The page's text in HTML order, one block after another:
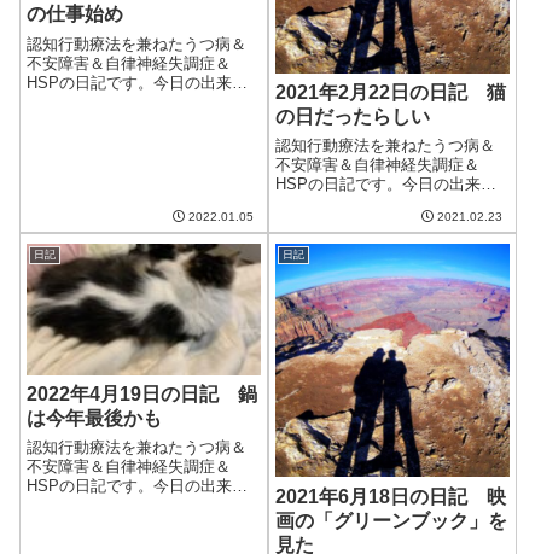
の仕事始め
認知行動療法を兼ねたうつ病＆
不安障害＆自律神経失調症＆
HSPの日記です。今日の出来事
2022.01.05
2021年2月22日の日記 猫
の日だったらしい
認知行動療法を兼ねたうつ病＆
不安障害＆自律神経失調症＆
HSPの日記です。今日の出来事
た。洗濯物がよく乾くのはいい
のだが、相変わらず調子が悪
く、やる気が出ずにだるくて眠
い感じ。季節的なものだとする
とひたすら耐えてしの...
2021.02.23
日記
2022年4月19日の日記 鍋
は今年最後かも
認知行動療法を兼ねたうつ病＆
不安障害＆自律神経失調症＆
HSPの日記です。今日の出来事
日記
2021年6月18日の日記 映
画の「グリーンブック」を
見た